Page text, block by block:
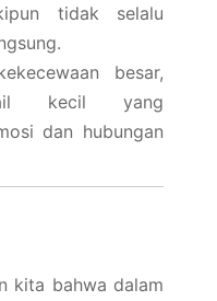
tidak selalu
besar,
kecil yang
dan hubungan
kita bahwa dalam